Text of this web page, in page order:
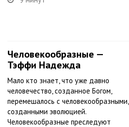
Человекообразные —
Тэффи Надежда
Мало кто знает, что уже давно
человечество, созданное Богом,
перемешалось с человекообразными,
созданными эволюцией.
Человекообразные преследуют